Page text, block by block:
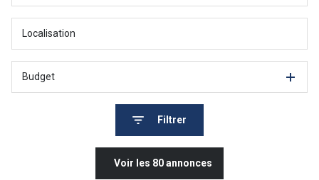
Budget
Filtrer
Voir les 80annonces